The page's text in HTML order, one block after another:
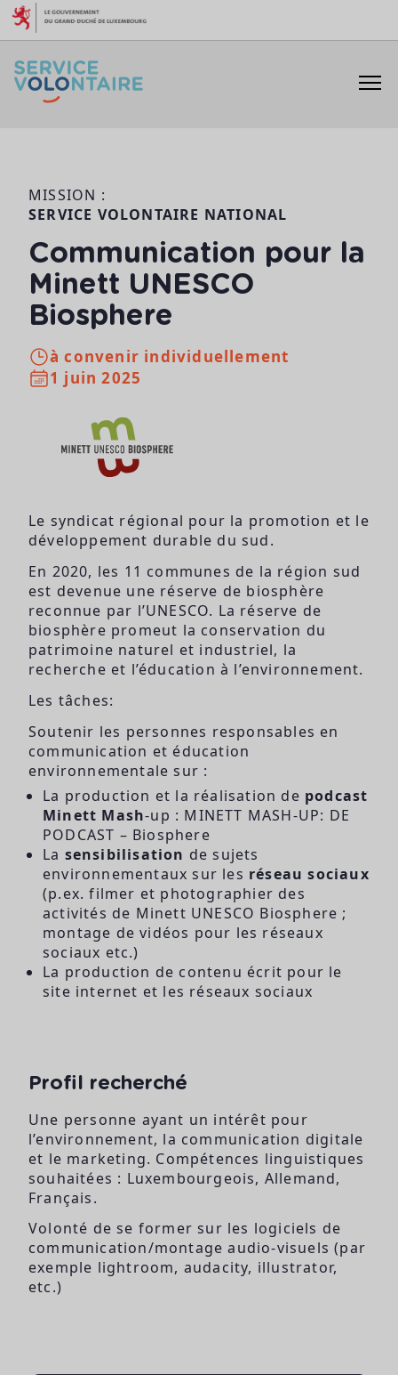
Aller au contenu
MISSION :
SERVICE VOLONTAIRE NATIONAL
Communication pour la
Minett UNESCO
Biosphere
à convenir individuellement
1 juin 2025
Le syndicat régional pour la promotion et le
développement durable du sud.
En 2020, les 11 communes de la région sud
est devenue une réserve de biosphère
reconnue par l’UNESCO. La réserve de
biosphère promeut la conservation du
patrimoine naturel et industriel, la
recherche et l’éducation à l’environnement.
Les tâches:
Soutenir les personnes responsables en
communication et éducation
environnementale sur :
La production et la réalisation de podcast
Minett Mash-up : MINETT MASH-UP: DE
PODCAST – Biosphere
La sensibilisation de sujets
environnementaux sur les réseau sociaux
(p.ex. filmer et photographier des
activités de Minett UNESCO Biosphere ;
montage de vidéos pour les réseaux
sociaux etc.)
La production de contenu écrit pour le
site internet et les réseaux sociaux
Profil recherché
Une personne ayant un intérêt pour
l’environnement, la communication digitale
et le marketing. Compétences linguistiques
souhaitées : Luxembourgeois, Allemand,
Français.
Volonté de se former sur les logiciels de
communication/montage audio-visuels (par
exemple lightroom, audacity, illustrator,
etc.)